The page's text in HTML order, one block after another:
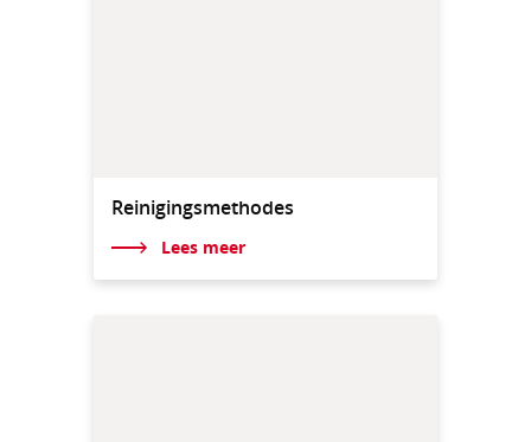
Reinigingsmethodes
Lees meer